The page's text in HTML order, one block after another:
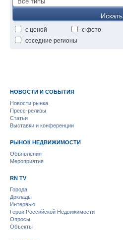
Искать
с ценой с фото
соседние регионы
НОВОСТИ И СОБЫТИЯ
Новости рынка
Пресс-релизы
Статьи
Выставки и конференции
РЫНОК НЕДВИЖИМОСТИ
Объявления
Мероприятия
RN TV
Города
Доклады
Интервью
Герои Российской Недвижимости
Опросы
Объекты